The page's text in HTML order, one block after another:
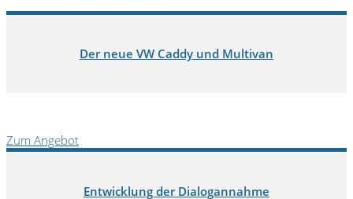
Der neue VW Caddy und Multivan
Zum Angebot
Entwicklung der Dialogannahme